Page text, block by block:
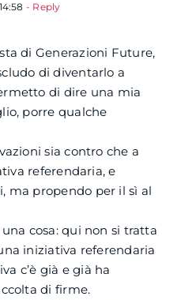
- Reply
di Generazioni Future,
di diventarlo a
di dire una mia
porre qualche
sia contro che a
referendaria, e
ma propendo per il sì al
una cosa: qui non si tratta
iniziativa referendaria
c’è già e già ha
di firme.